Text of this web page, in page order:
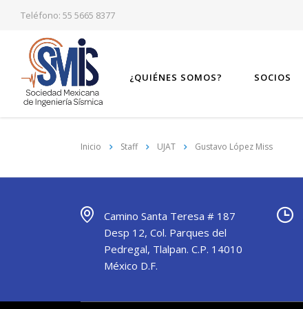
Teléfono: 55 5665 8377
¿QUIÉNES SOMOS? SOCIOS
Inicio Staff UJAT Gustavo López Miss
Camino Santa Teresa # 187
Desp 12, Col. Parques del
Pedregal, Tlalpan. C.P. 14010
México D.F.